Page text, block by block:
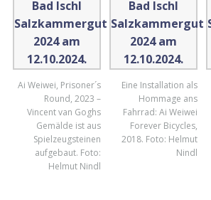
Ai Weiwei, Prisoner´s
Round, 2023 –
Vincent van Goghs
Gemälde ist aus
Spielzeugsteinen
aufgebaut. Foto:
Helmut Nindl
Eine Installation als
Hommage ans
Fahrrad: Ai Weiwei
Forever Bicycles,
2018. Foto: Helmut
Nindl